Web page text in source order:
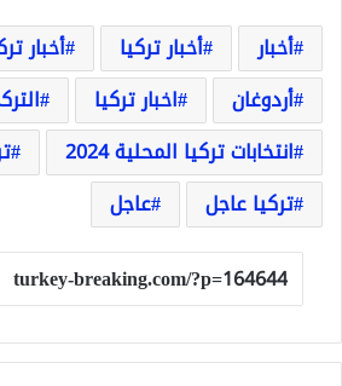
أخبار أخبار تركيا
أخبار
أردوغان
اخبار تركيا
انتخابات تركيا المحلية 2024
تركيا عاجل
عاجل